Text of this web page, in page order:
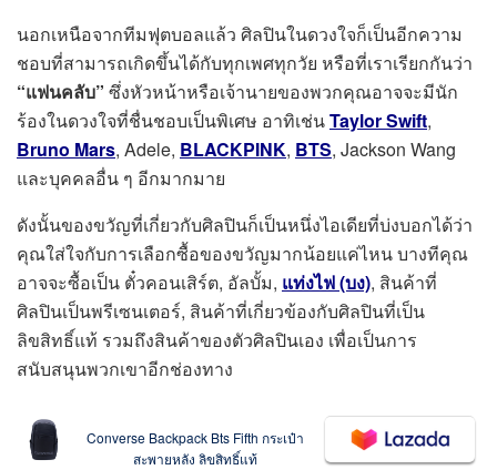
นอกเหนือจากทีมฟุตบอลแล้ว ศิลปินในดวงใจก็เป็นอีกความ
ชอบที่สามารถเกิดขึ้นได้กับทุกเพศทุกวัย หรือที่เราเรียกกันว่า
“แฟนคลับ” ซึ่งหัวหน้าหรือเจ้านายของพวกคุณอาจจะมีนัก
ร้องในดวงใจที่ชื่นชอบเป็นพิเศษ อาทิเช่นTaylor Swift,
Bruno Mars, Adele, BLACKPINK, BTS, Jackson Wang
และบุคคลอื่น ๆ อีกมากมาย
ดังนั้นของขวัญที่เกี่ยวกับศิลปินก็เป็นหนึ่งไอเดียที่บ่งบอกได้ว่า
คุณใส่ใจกับการเลือกซื้อของขวัญมากน้อยแค่ไหน บางทีคุณ
อาจจะซื้อเป็น ตั๋วคอนเสิร์ต, อัลบั้ม, แท่งไฟ (บง), สินค้าที่
ศิลปินเป็นพรีเซนเตอร์, สินค้าที่เกี่ยวข้องกับศิลปินที่เป็น
ลิขสิทธิ์แท้ รวมถึงสินค้าของตัวศิลปินเอง เพื่อเป็นการ
สนับสนุนพวกเขาอีกช่องทาง
Converse Backpack Bts Fifth กระเป๋า
สะพายหลัง ลิขสิทธิ์แท้